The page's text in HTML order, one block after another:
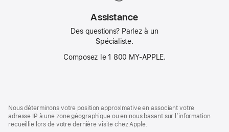
Assistance
Des questions? Parlez à un
Spécialiste.
Composez le 1 800 MY‑APPLE.
de
page
de
bas
Nous déterminons votre position approximative en associant votre
adresse IP à une zone géographique ou en nous basant sur l’information
recueillie lors de votre dernière visite chez Apple.